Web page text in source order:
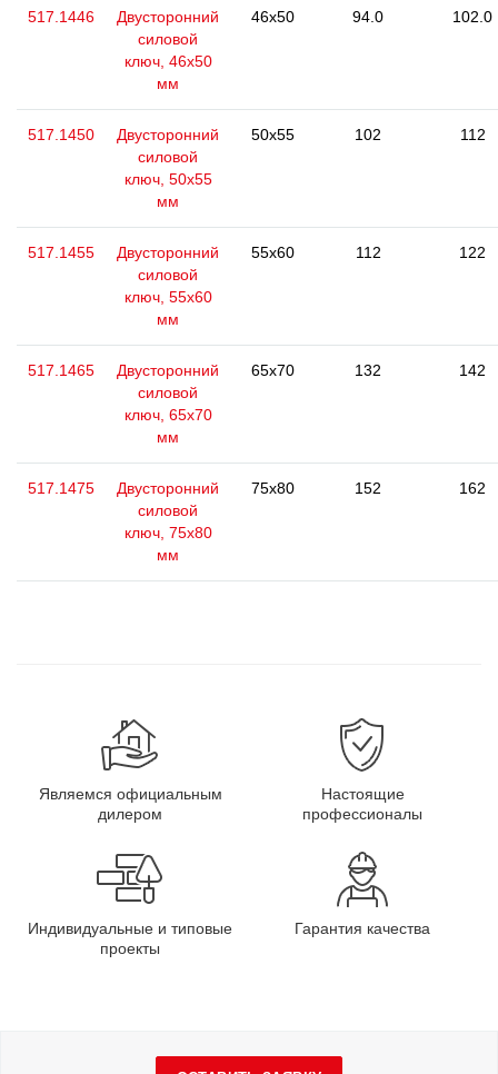
517.1446
Двусторонний
силовой
ключ, 46x50
мм
46x50 94.0 102.0
517.1450
Двусторонний
силовой
ключ, 50x55
мм
50x55 102 112
517.1455
Двусторонний
силовой
ключ, 55x60
мм
55x60 112 122
517.1465
Двусторонний
силовой
ключ, 65x70
мм
65x70 132 142
517.1475
Двусторонний
силовой
ключ, 75x80
мм
75x80 152 162
Являемся официальным
дилером
Настоящие
профессионалы
Индивидуальные и типовые
проекты
Гарантия качества